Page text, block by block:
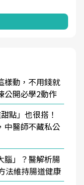
樣動，不用錢就
公開必學2動作
點」也很搭！
中醫師不藏私公
腦」？醫解析腸
法維持腸道健康